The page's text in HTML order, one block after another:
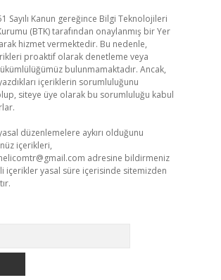
Sayılı Kanun gereğince Bilgi Teknolojileri
(BTK) tarafından onaylanmış bir Yer
hizmet vermektedir. Bu nedenle,
proaktif olarak denetleme veya
bulunmamaktadır. Ancak,
içeriklerin sorumluluğunu
siteye üye olarak bu sorumluluğu kabul
düzenlemelere aykırı olduğunu
içerikleri,
adresine bildirmeniz
içerikler yasal süre içerisinde sitemizden